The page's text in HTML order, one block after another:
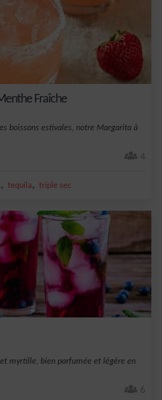
Fraîche
boissons estivales, notre Margarita à
4
, tequila, triple sec
myrtille, bien parfumée et légère en
6